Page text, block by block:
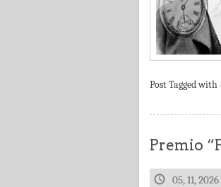
Post Tagged with
Premio
05, 11, 2026